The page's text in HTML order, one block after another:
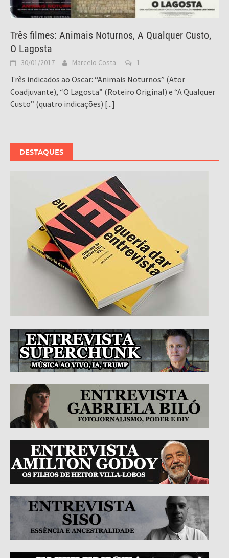
Três filmes: Animais Noturnos, A Qualquer Custo,
O Lagosta
30/01/2017 Marcelo Costa 1
Três indicados ao Oscar: “Animais Noturnos” (Ator
Coadjuvante), “O Lagosta” (Roteiro Original) e “A Qualquer
Custo” (quatro indicações) [...]
DESTAQUES